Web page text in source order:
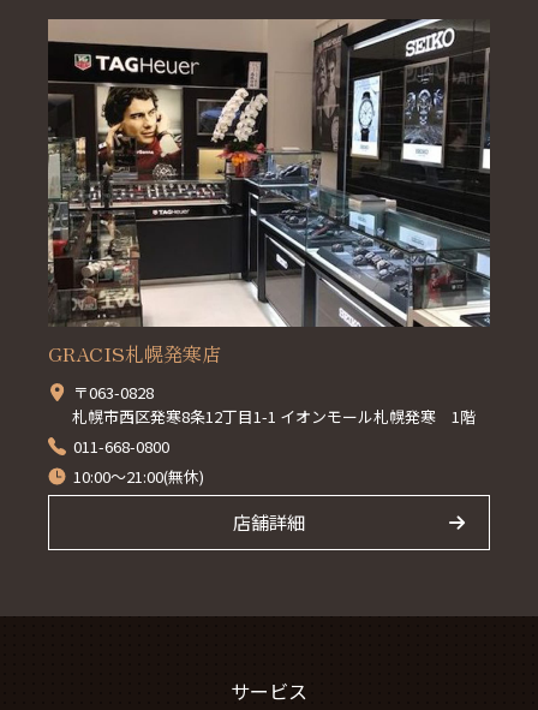
GRACIS札幌発寒店
〒063-0828
札幌市西区発寒8条12丁目1-1 イオンモール札幌発寒 1階
011-668-0800
10:00～21:00(無休)
店舗詳細
サービス